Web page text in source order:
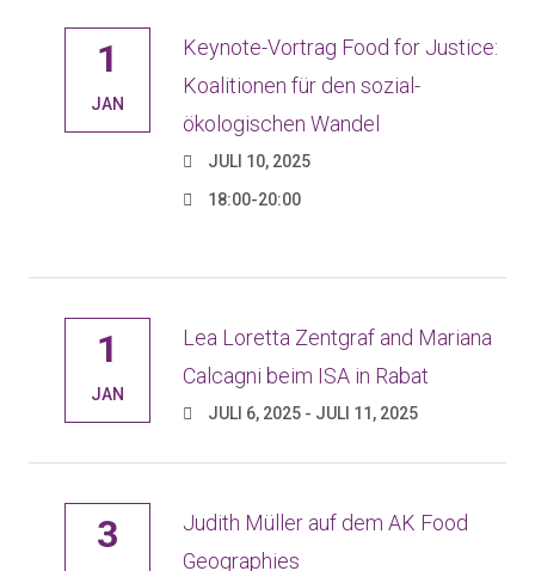
1
JAN
Keynote-Vortrag Food for Justice:
Koalitionen für den sozial-
ökologischen Wandel
JULI 10, 2025
18:00-20:00
1
JAN
Lea Loretta Zentgraf and Mariana
Calcagni beim ISA in Rabat
JULI 6, 2025 - JULI 11, 2025
3
Judith Müller auf dem AK Food
Geographies